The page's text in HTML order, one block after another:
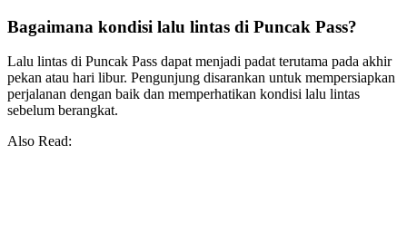
Bagaimana kondisi lalu lintas di Puncak Pass?
Lalu lintas di Puncak Pass dapat menjadi padat terutama pada akhir
pekan atau hari libur. Pengunjung disarankan untuk mempersiapkan
perjalanan dengan baik dan memperhatikan kondisi lalu lintas
sebelum berangkat.
Also Read: